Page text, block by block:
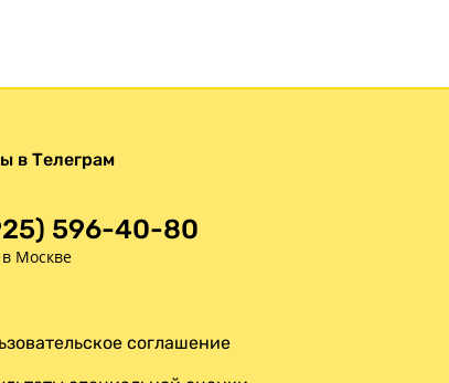
в Телеграм
596-40-80
Москве
соглашение